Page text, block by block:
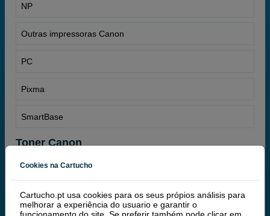
NP
Outras impressoras Canon
PC
Pixma
SmartBase
Toner Canon
Toners Canonclaro que temos, no nosso grande catálogo de
referências, tanto toners originais Canon como compatíveis
Cookies na Cartucho
Cartucho.pt usa cookies para os seus própios análisis para
melhorar a experiência do usuario e garantir o